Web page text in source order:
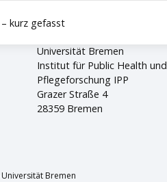
kurz gefasst
Universität Bremen
Institut für Public Health und
Pflegeforschung IPP
Grazer Straße 4
28359 Bremen
Bremen